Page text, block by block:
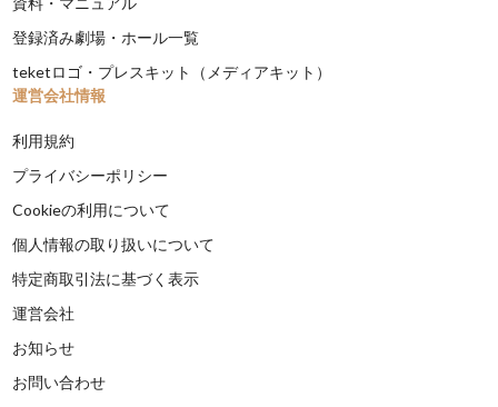
登録済み劇場・ホール一覧
teketロゴ・プレスキット（メディアキット）
運営会社情報
利用規約
プライバシーポリシー
Cookieの利用について
個人情報の取り扱いについて
特定商取引法に基づく表示
運営会社
お知らせ
お問い合わせ